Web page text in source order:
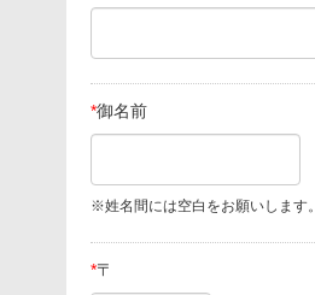
*御名前
※姓名間には空白をお願いします。
*〒